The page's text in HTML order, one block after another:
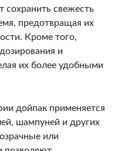
сохранить свежесть
предотвращая их
Кроме того,
и
их более удобными
дойпак применяется
шампуней и других
или